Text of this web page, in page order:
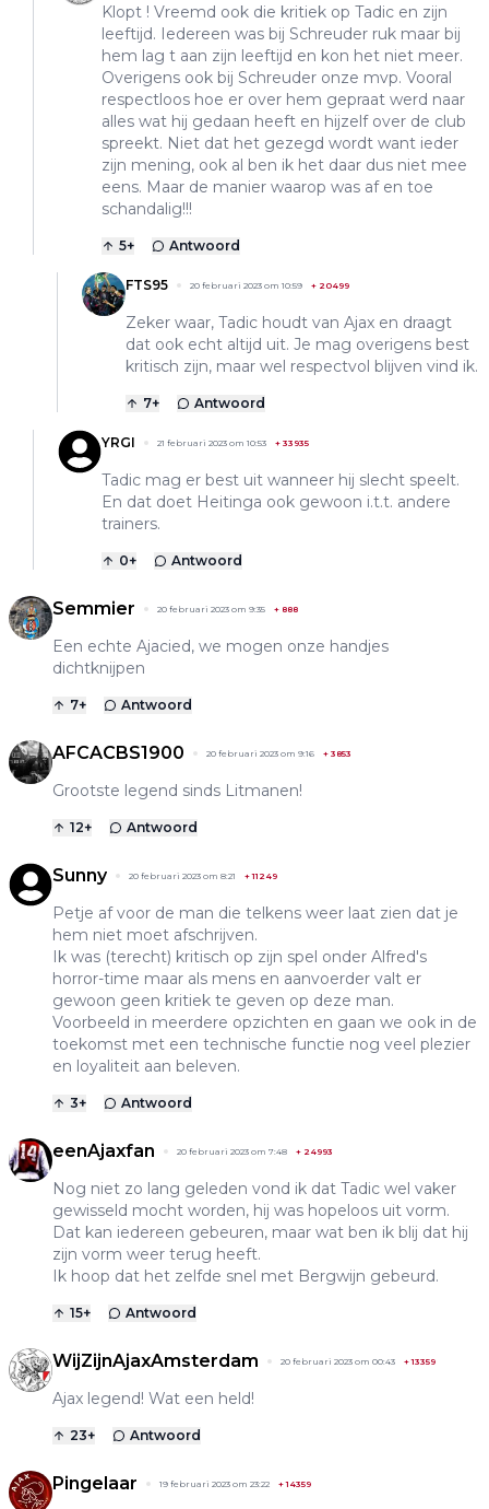
Klopt ! Vreemd ook die kritiek op Tadic en zijn
leeftijd. Iedereen was bij Schreuder ruk maar bij
hem lag t aan zijn leeftijd en kon het niet meer.
Overigens ook bij Schreuder onze mvp. Vooral
respectloos hoe er over hem gepraat werd naar
alles wat hij gedaan heeft en hijzelf over de club
spreekt. Niet dat het gezegd wordt want ieder
zijn mening, ook al ben ik het daar dus niet mee
eens. Maar de manier waarop was af en toe
schandalig!!!
5+ Antwoord
FTS95 20 februari 2023 om 10:59 + 20499
Zeker waar, Tadic houdt van Ajax en draagt
dat ook echt altijd uit. Je mag overigens best
kritisch zijn, maar wel respectvol blijven vind ik.
7+ Antwoord
YRGI 21 februari 2023 om 10:53 + 33935
Tadic mag er best uit wanneer hij slecht speelt.
En dat doet Heitinga ook gewoon i.t.t. andere
trainers.
0+ Antwoord
Semmier 20 februari 2023 om 9:35 + 888
Een echte Ajacied, we mogen onze handjes
dichtknijpen
7+ Antwoord
AFCACBS1900 20 februari 2023 om 9:16 + 3853
Grootste legend sinds Litmanen!
12+ Antwoord
Sunny 20 februari 2023 om 8:21 +11249
Petje af voor de man die telkens weer laat zien dat je
hem niet moet afschrijven.
Ik was (terecht) kritisch op zijn spel onder Alfred's
horror-time maar als mens en aanvoerder valt er
gewoon geen kritiek te geven op deze man.
Voorbeeld in meerdere opzichten en gaan we ook in de
toekomst met een technische functie nog veel plezier
en loyaliteit aan beleven.
3+ Antwoord
eenAjaxfan 20 februari 2023 om 7:48 + 24993
Nog niet zo lang geleden vond ik dat Tadic wel vaker
gewisseld mocht worden, hij was hopeloos uit vorm.
Dat kan iedereen gebeuren, maar wat ben ik blij dat hij
zijn vorm weer terug heeft.
Ik hoop dat het zelfde snel met Bergwijn gebeurd.
15+ Antwoord
WijZijnAjaxAmsterdam 20 februari 2023 om 00:43 +13359
Ajax legend! Wat een held!
23+ Antwoord
Pingelaar 19 februari 2023 om 23:22 +14359